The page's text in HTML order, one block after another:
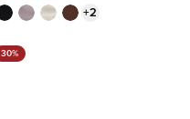
+2
30%